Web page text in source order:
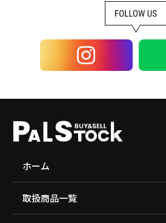
ホーム
取扱商品一覧